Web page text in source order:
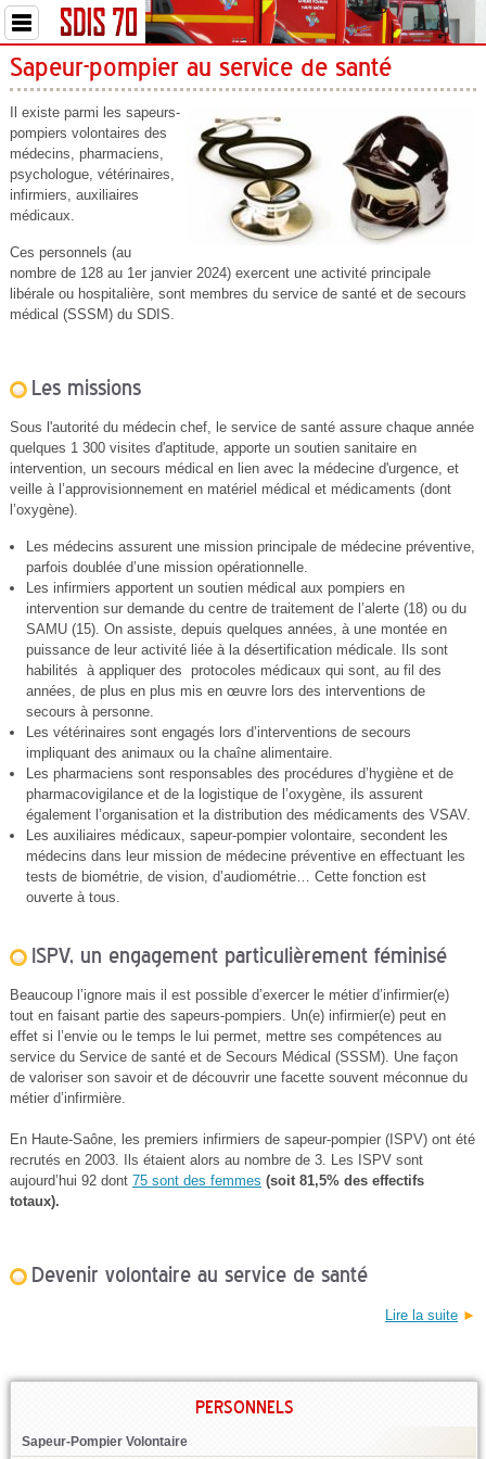
PERSONNELS
Sapeur-Pompier Volontaire
Sapeur-pompier au service de santé
Il existe parmi les sapeurs-
pompiers volontaires des
médecins, pharmaciens,
psychologue, vétérinaires,
infirmiers, auxiliaires
médicaux.
Ces personnels (au
nombre de 128 au 1er janvier 2024) exercent une activité principale
libérale ou hospitalière, sont membres du service de santé et de secours
médical (SSSM) du SDIS.
Les missions
Sous l'autorité du médecin chef, le service de santé assure chaque année
quelques 1 300 visites d'aptitude, apporte un soutien sanitaire en
intervention, un secours médical en lien avec la médecine d'urgence, et
veille à l’approvisionnement en matériel médical et médicaments (dont
l’oxygène).
Les médecins assurent une mission principale de médecine préventive,
parfois doublée d’une mission opérationnelle.
Les infirmiers apportent un soutien médical aux pompiers en
intervention sur demande du centre de traitement de l’alerte (18) ou du
SAMU (15). On assiste, depuis quelques années, à une montée en
puissance de leur activité liée à la désertification médicale. Ils sont
habilités à appliquer des protocoles médicaux qui sont, au fil des
années, de plus en plus mis en œuvre lors des interventions de
secours à personne.
Les vétérinaires sont engagés lors d’interventions de secours
impliquant des animaux ou la chaîne alimentaire.
Les pharmaciens sont responsables des procédures d’hygiène et de
pharmacovigilance et de la logistique de l’oxygène, ils assurent
également l’organisation et la distribution des médicaments des VSAV.
Les auxiliaires médicaux, sapeur-pompier volontaire, secondent les
médecins dans leur mission de médecine préventive en effectuant les
tests de biométrie, de vision, d’audiométrie… Cette fonction est
ouverte à tous.
ISPV, un engagement particulièrement féminisé
Beaucoup l’ignore mais il est possible d’exercer le métier d’infirmier(e)
tout en faisant partie des sapeurs-pompiers. Un(e) infirmier(e) peut en
effet si l’envie ou le temps le lui permet, mettre ses compétences au
service du Service de santé et de Secours Médical (SSSM). Une façon
de valoriser son savoir et de découvrir une facette souvent méconnue du
métier d’infirmière.
En Haute-Saône, les premiers infirmiers de sapeur-pompier (ISPV) ont été
recrutés en 2003. Ils étaient alors au nombre de 3. Les ISPV sont
aujourd’hui 92 dont 75 sont des femmes (soit 81,5% des effectifs
totaux).
Devenir volontaire au service de santé
Lire la suite ►